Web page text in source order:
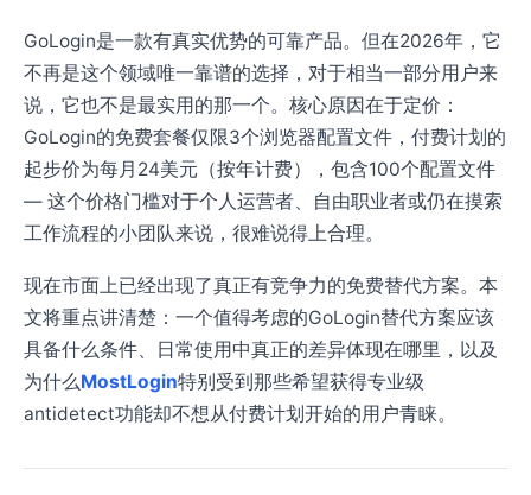
GoLogin是一款有真实优势的可靠产品。但在2026年，它
不再是这个领域唯一靠谱的选择，对于相当一部分用户来
说，它也不是最实用的那一个。核心原因在于定价：
GoLogin的免费套餐仅限3个浏览器配置文件，付费计划的
起步价为每月24美元（按年计费），包含100个配置文件
— 这个价格门槛对于个人运营者、自由职业者或仍在摸索
工作流程的小团队来说，很难说得上合理。
现在市面上已经出现了真正有竞争力的免费替代方案。本
文将重点讲清楚：一个值得考虑的GoLogin替代方案应该
具备什么条件、日常使用中真正的差异体现在哪里，以及
为什么MostLogin特别受到那些希望获得专业级
antidetect功能却不想从付费计划开始的用户青睐。